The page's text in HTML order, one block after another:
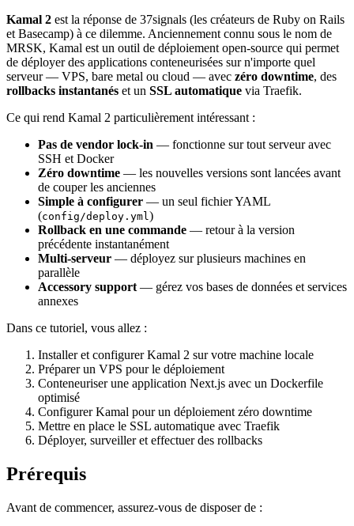
Kamal 2 est la réponse de 37signals (les créateurs de Ruby on Rails
et Basecamp) à ce dilemme. Anciennement connu sous le nom de
MRSK, Kamal est un outil de déploiement open-source qui permet
de déployer des applications conteneurisées sur n'importe quel
serveur — VPS, bare metal ou cloud — avec zéro downtime, des
rollbacks instantanés et un SSL automatique via Traefik.
Ce qui rend Kamal 2 particulièrement intéressant :
Pas de vendor lock-in — fonctionne sur tout serveur avec
SSH et Docker
Zéro downtime — les nouvelles versions sont lancées avant
de couper les anciennes
Simple à configurer — un seul fichier YAML
(config/deploy.yml )
Rollback en une commande — retour à la version
précédente instantanément
Multi-serveur — déployez sur plusieurs machines en
parallèle
Accessory support — gérez vos bases de données et services
annexes
Dans ce tutoriel, vous allez :
Installer et configurer Kamal 2 sur votre machine locale
Préparer un VPS pour le déploiement
Conteneuriser une application Next.js avec un Dockerfile
optimisé
Configurer Kamal pour un déploiement zéro downtime
Mettre en place le SSL automatique avec Traefik
Déployer, surveiller et effectuer des rollbacks
Prérequis
Avant de commencer, assurez-vous de disposer de :